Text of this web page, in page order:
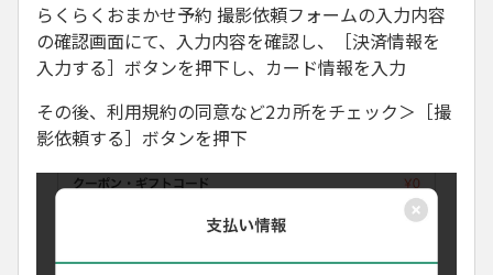
らくらくおまかせ予約 撮影依頼フォームの入力内容
の確認画面にて、入力内容を確認し、［決済情報を
入力する］ボタンを押下し、カード情報を入力
その後、利用規約の同意など2カ所をチェック＞［撮
影依頼する］ボタンを押下